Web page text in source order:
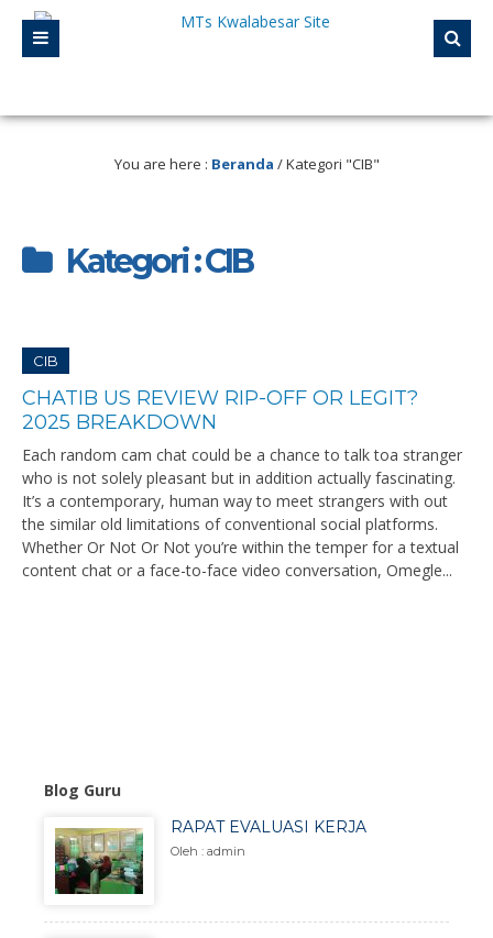
You are here : Beranda /Kategori "CIB"
Kategori : CIB
CIB
CHATIB US REVIEW RIP-OFF OR LEGIT?
2025 BREAKDOWN
Each random cam chat could be a chance to talk toa stranger
who is not solely pleasant but in addition actually fascinating.
It’s a contemporary, human way to meet strangers with out
the similar old limitations of conventional social platforms.
Whether Or Not Or Not you’re within the temper for a textual
content chat or a face-to-face video conversation, Omegle...
Blog Guru
RAPAT EVALUASI KERJA
Oleh : admin